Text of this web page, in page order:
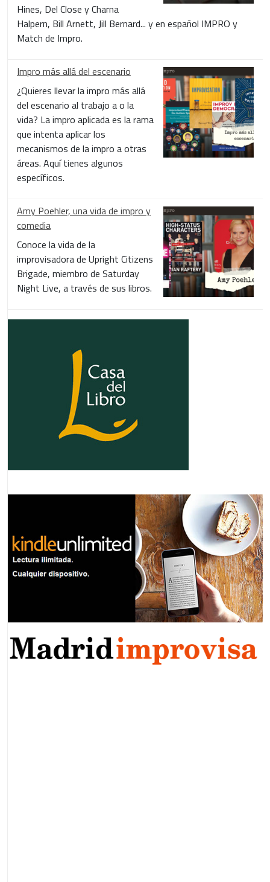
Hines, Del Close y Charna
Halpern, Bill Arnett, Jill Bernard... y en español IMPRO y
Match de Impro.
Impro más allá del escenario
¿Quieres llevar la impro más allá
del escenario al trabajo a o la
vida? La impro aplicada es la rama
que intenta aplicar los
mecanismos de la impro a otras
áreas. Aquí tienes algunos
específicos.
Amy Poehler, una vida de impro y
comedia
Conoce la vida de la
improvisadora de Upright Citizens
Brigade, miembro de Saturday
Night Live, a través de sus libros.